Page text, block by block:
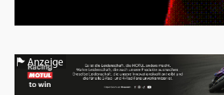
Anzeige